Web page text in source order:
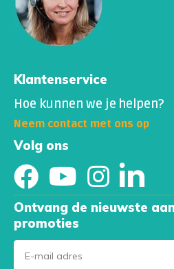
Klantenservice
Hoe kunnen we je helpen?
Neem contact met ons op
Volg ons
Ontvang de nieuwste
promoties